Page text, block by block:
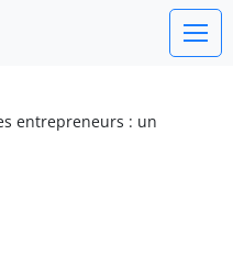
entrepreneurs : un